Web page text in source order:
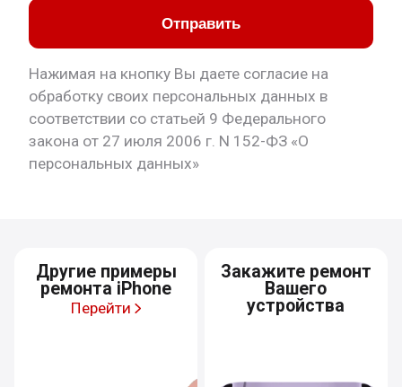
Отправить
Нажимая на кнопку Вы даете согласие на
обработку своих персональных данных в
соответствии со статьей 9 Федерального
закона от 27 июля 2006 г. N 152-ФЗ «О
персональных данных»
Другие примеры
ремонта iPhone
Перейти
Закажите ремонт
Вашего
устройства